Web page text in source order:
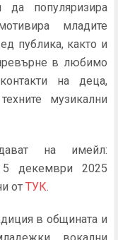
популяризира
младите
публика, както и
в любимо
на деца,
музикални
на имейл:
5 декември 2025
от ТУК.
в общината и